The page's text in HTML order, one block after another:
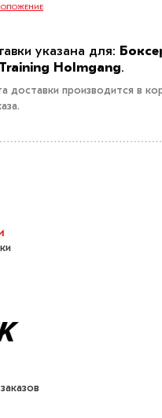
указана для:
Holmgang.
доставки производится в